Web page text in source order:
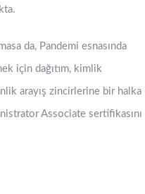
da, Pandemi esnasında
için dağıtım, kimlik
arayış zincirlerine bir halka
Associate sertifikasını